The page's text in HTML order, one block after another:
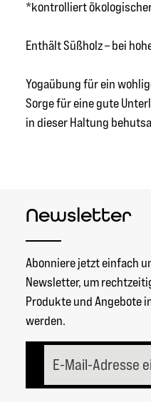
*kontrolliert
Enthält Süßholz – bei
Yogaübung für ein
Sorge für eine gute
in dieser Haltung
Newsletter
Abonniere jetzt einfach
Newsletter, um
Produkte und Angebote
werden.